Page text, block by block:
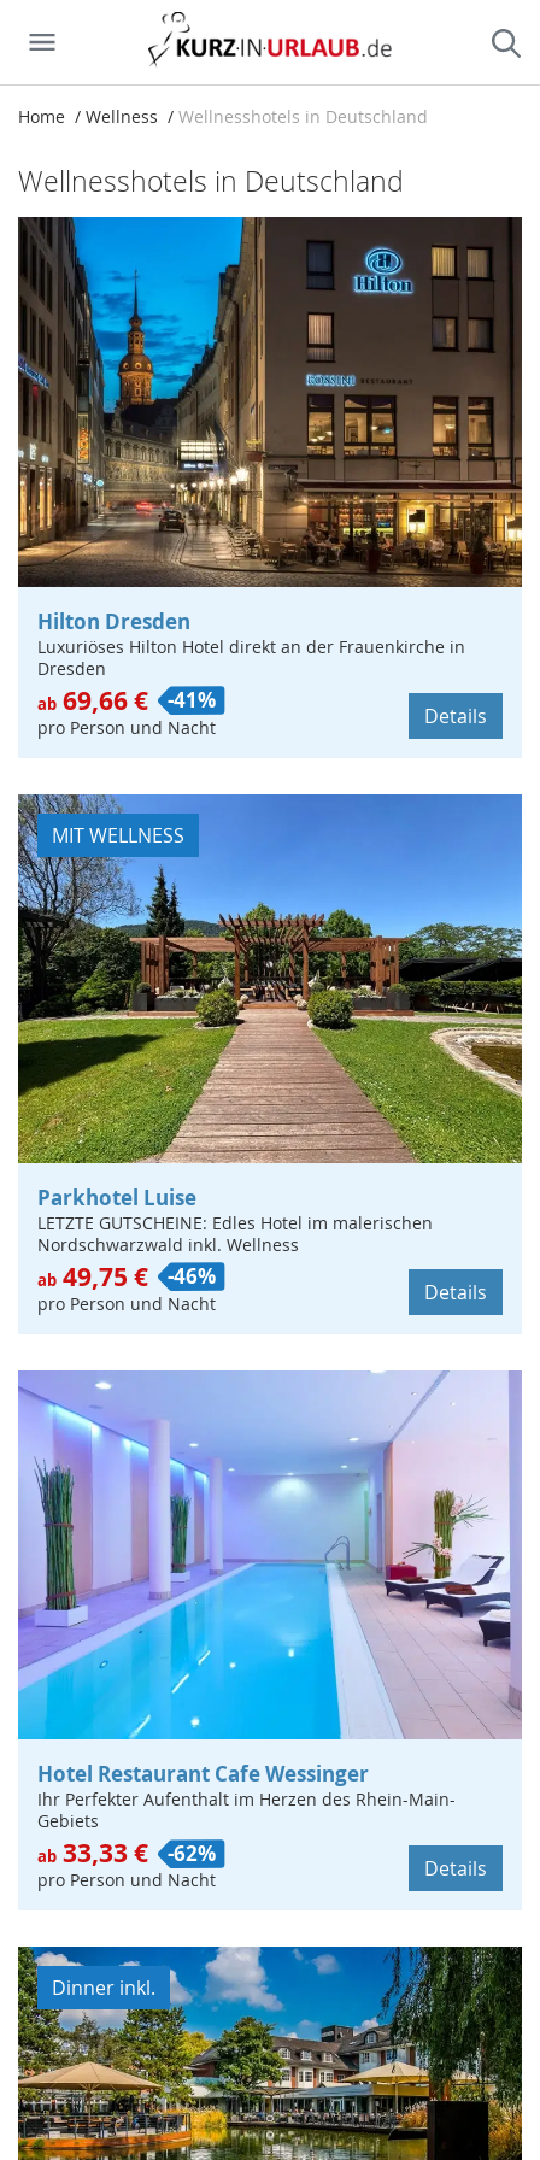
Home Wellness Wellnesshotels in Deutschland
Wellnesshotels in Deutschland
Hilton Dresden
Luxuriöses Hilton Hotel direkt an der Frauenkirche in
Dresden
ab 69,66 € -41%
pro Person und Nacht Details
MIT WELLNESS
Parkhotel Luise
LETZTE GUTSCHEINE: Edles Hotel im malerischen
Nordschwarzwald inkl. Wellness
ab 49,75 € -46%
pro Person und Nacht Details
Hotel Restaurant Cafe Wessinger
Ihr Perfekter Aufenthalt im Herzen des Rhein-Main-
Gebiets
ab 33,33 € -62%
pro Person und Nacht Details
Dinner inkl.